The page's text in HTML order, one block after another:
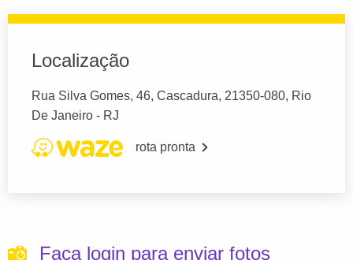
Localização
Rua Silva Gomes, 46, Cascadura, 21350-080, Rio
De Janeiro - RJ
rota pronta
Faça login para enviar fotos